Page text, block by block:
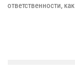
ответственности,